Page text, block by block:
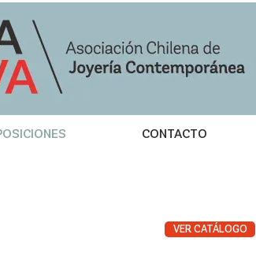
CONTACTO
VER CATÁLOGO